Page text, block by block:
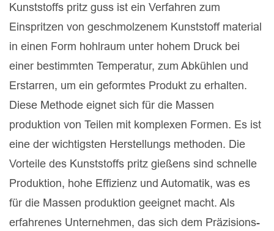
Kunststoffs pritz guss ist ein Verfahren zum
Einspritzen von geschmolzenem Kunststoff material
in einen Form hohlraum unter hohem Druck bei
einer bestimmten Temperatur, zum Abkühlen und
Erstarren, um ein geformtes Produkt zu erhalten.
Diese Methode eignet sich für die Massen
produktion von Teilen mit komplexen Formen. Es ist
eine der wichtigsten Herstellungs methoden. Die
Vorteile des Kunststoffs pritz gießens sind schnelle
Produktion, hohe Effizienz und Automatik, was es
für die Massen produktion geeignet macht. Als
erfahrenes Unternehmen, das sich dem Präzisions-